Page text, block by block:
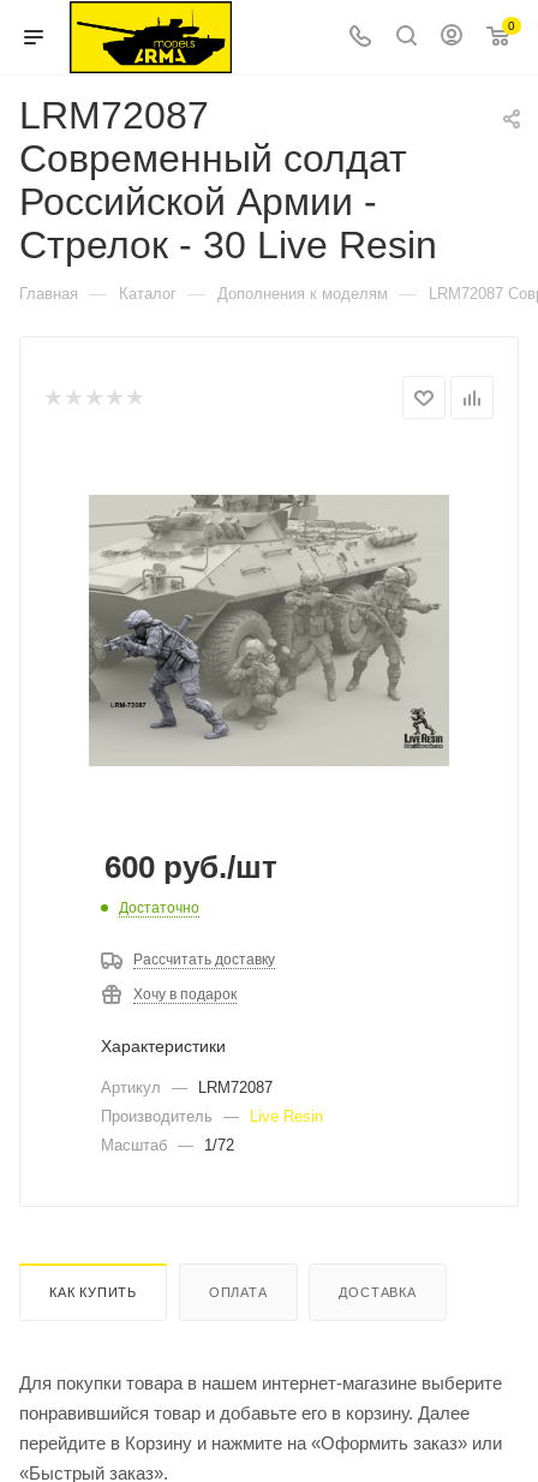
0
LRM72087
Современный солдат
Российской Армии -
Стрелок - 30 Live Resin
Главная — Каталог — Дополнения к моделям — LRM72087
600 руб./шт
Достаточно
Рассчитать доставку
Хочу в подарок
Характеристики
Артикул —
LRM72087
Производитель
—
Live Resin
Масштаб — 1/72
КАК КУПИТЬ ОПЛАТА ДОСТАВКА
Для покупки товара в нашем интернет-магазине выберите
понравившийся товар и добавьте его в корзину. Далее
перейдите в Корзину и нажмите на «Оформить заказ» или
«Быстрый заказ».